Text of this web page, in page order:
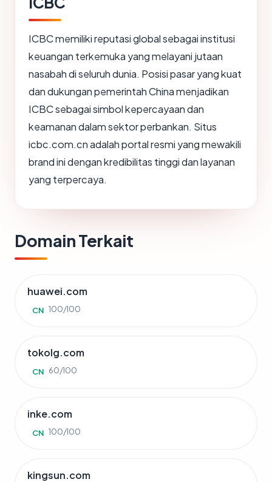
ICBC memiliki reputasi global sebagai institusi
keuangan terkemuka yang melayani jutaan
nasabah di seluruh dunia. Posisi pasar yang kuat
dan dukungan pemerintah China menjadikan
ICBC sebagai simbol kepercayaan dan
keamanan dalam sektor perbankan. Situs
icbc.com.cn adalah portal resmi yang mewakili
brand ini dengan kredibilitas tinggi dan layanan
yang terpercaya.
Domain Terkait
huawei.com
CN 100/100
tokolg.com
CN 60/100
inke.com
CN 100/100
kingsun.com